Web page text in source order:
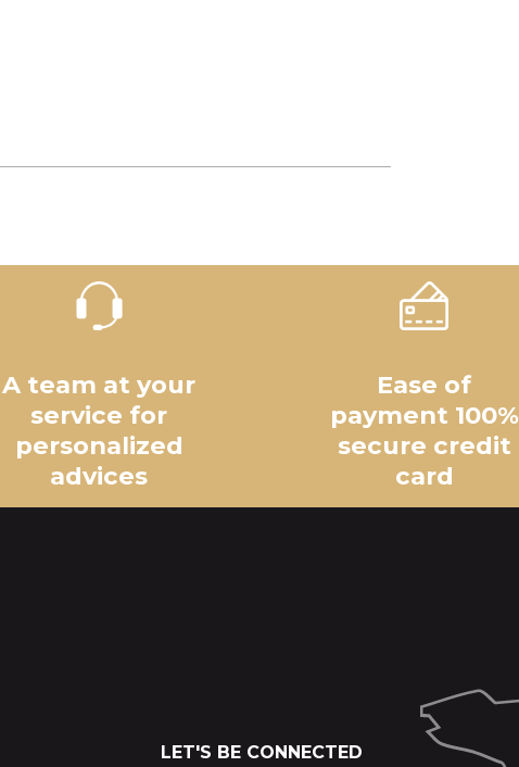
A team at your
service for
personalized
advices
Ease of
payment 100%
secure credit
card
LET'S BE CONNECTED